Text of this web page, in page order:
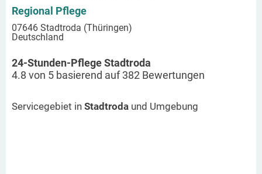
Regional Pflege
07646 Stadtroda (Thüringen)
Deutschland
24-Stunden-Pflege Stadtroda
4.8 von 5 basierend auf382 Bewertungen
Servicegebiet in Stadtroda und Umgebung